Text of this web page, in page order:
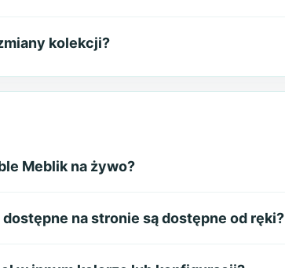
kolekcji?
Meblik na żywo?
na stronie są dostępne od ręki?